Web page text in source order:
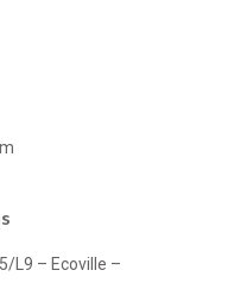
L9 – Ecoville –